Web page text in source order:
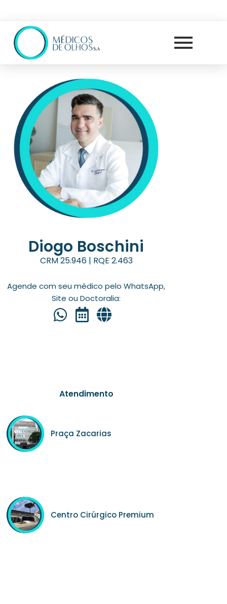
Diogo Boschini
CRM 25.946 | RQE 2.463
Agende com seu médico pelo WhatsApp,
Site ou Doctoralia:
Atendimento
Praça Zacarias
Centro Cirúrgico Premium